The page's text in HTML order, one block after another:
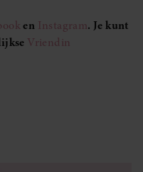
en Instagram. Je kunt
Vriendin